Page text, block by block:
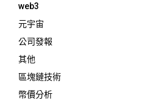
web3
元宇宙
公司發報
其他
區塊鏈技術
幣價分析